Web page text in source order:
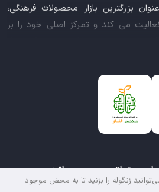
زنگوله را بزنید تا به محض موجودناموجود
بزرگترین بازار محصولات فرهنگی،
می کند و تمرکز اصلی خود را بر
داده است. این بازار مجموعه کاملی از
فرهنگی، مذهبی و هنری برآورده
فرهنگی در بستر اینترنت باعث شد تا
اعتماد الکترونیکی و مجوز سازمان صنفی
متعلق به ربیع می باشد.